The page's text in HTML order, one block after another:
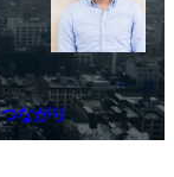
つながり